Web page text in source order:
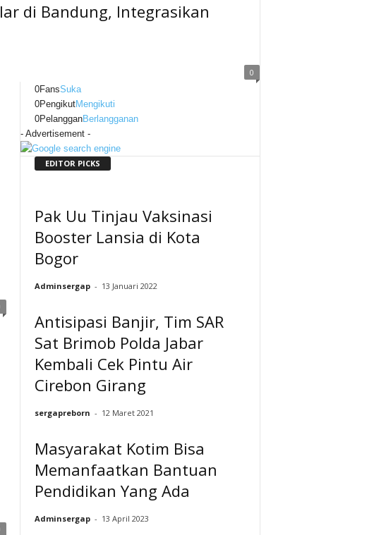
di Bandung, Integrasikan
0
0FansSuka
0PengikutMengikuti
0PelangganBerlangganan
- Advertisement -
EDITOR PICKS
Pak Uu Tinjau Vaksinasi
Booster Lansia di Kota
Bogor
Adminsergap - 13 Januari 2022
Antisipasi Banjir, Tim SAR
Sat Brimob Polda Jabar
Kembali Cek Pintu Air
Cirebon Girang
sergapreborn - 12 Maret 2021
Masyarakat Kotim Bisa
Memanfaatkan Bantuan
Pendidikan Yang Ada
Adminsergap - 13 April 2023